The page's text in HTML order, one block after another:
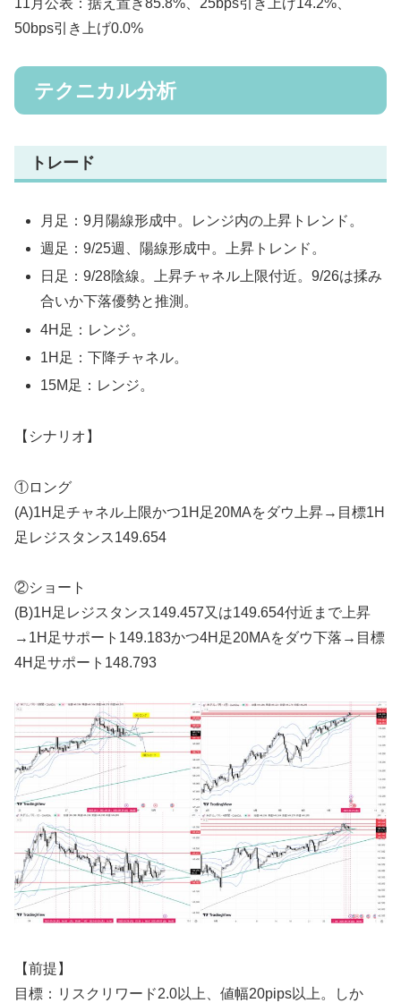
50bps引き上げ0.0%
テクニカル分析
トレード
月足：9月陽線形成中。レンジ内の上昇トレンド。
週足：9/25週、陽線形成中。上昇トレンド。
日足：9/28陰線。上昇チャネル上限付近。9/26は揉み
合いか下落優勢と推測。
4H足：レンジ。
1H足：下降チャネル。
15M足：レンジ。
【シナリオ】
①ロング
(A)1H足チャネル上限かつ1H足20MAをダウ上昇→目標1H
足レジスタンス149.654
②ショート
(B)1H足レジスタンス149.457又は149.654付近まで上昇
→1H足サポート149.183かつ4H足20MAをダウ下落→目標
4H足サポート148.793
【前提】
目標：リスクリワード2.0以上、値幅20pips以上。しか